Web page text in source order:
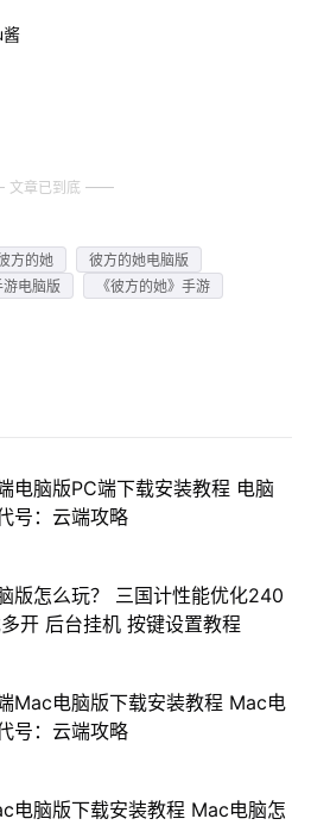
酱
文章已到底
方的她
彼方的她电脑版
电脑版 《彼方的她》手游
电脑版PC端下载安装教程 电脑
号：云端攻略
版怎么玩？ 三国计性能优化240
开 后台挂机 按键设置教程
Mac电脑版下载安装教程 Mac电
号：云端攻略
电脑版下载安装教程 Mac电脑怎